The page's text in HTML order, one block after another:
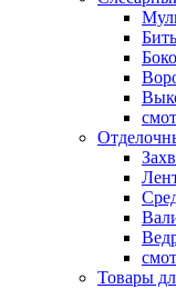
Товары